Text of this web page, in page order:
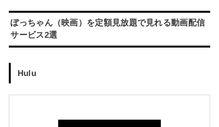
ぼっちゃん（映画）を定額見放題で見れる動画配信
サービス2選
Hulu